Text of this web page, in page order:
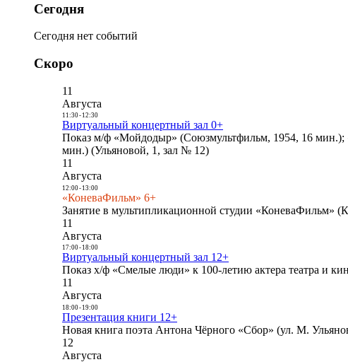
Сегодня
Сегодня нет событий
Скоро
11
Августа
11:30- 12:30
Виртуальный концертный зал 0+
Показ м/ф «Мойдодыр» (Союзмультфильм, 1954, 16 мин.);
мин.) (Ульяновой, 1, зал № 12)
11
Августа
12:00- 13:00
«КоневаФильм» 6+
Занятие в мультипликационной студии «КоневаФильм»
11
Августа
17:00- 18:00
Виртуальный концертный зал 12+
Показ х/ф «Смелые люди» к 100-летию актера театра и
11
Августа
18:00- 19:00
Презентация книги 12+
Новая книга поэта Антона Чёрного «Сбор» (ул. М.
12
Августа